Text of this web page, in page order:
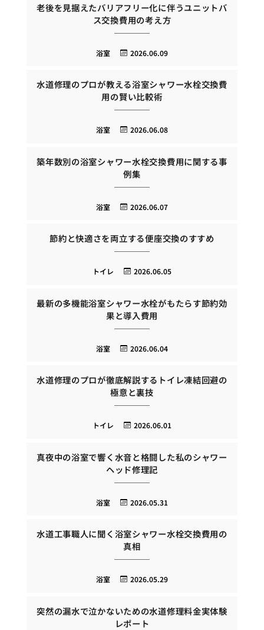
老後を見据えたバリアフリー化に伴うユニットバ
ス交換費用の考え方
2026.06.09
浴室
水道修理のプロが教える浴室シャワー水栓交換費
用の賢い比較術
2026.06.08
浴室
築年数別の浴室シャワー水栓交換費用に関する事
例集
2026.06.07
浴室
節約と快適さを両立する便座交換のすすめ
2026.06.05
トイレ
最新の多機能浴室シャワー水栓がもたらす節約効
果と導入費用
2026.06.04
浴室
水道修理のプロが徹底解説するトイレ凍結回避の
極意と裏技
2026.06.01
トイレ
真夜中の浴室で響く水音と格闘した私のシャワー
ヘッド修理記
2026.05.31
浴室
水道工事職人に聞く浴室シャワー水栓交換費用の
真相
2026.05.29
浴室
突然の漏水で泣かないための水道修理料金実体験
レポート